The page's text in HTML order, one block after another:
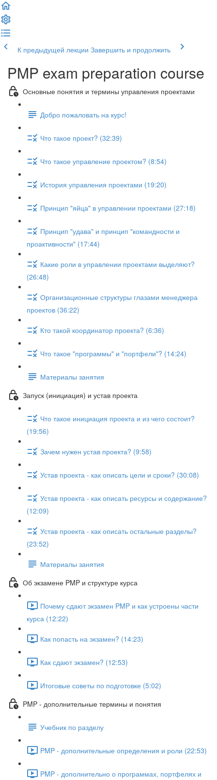
К предыдущей лекции Завершить и продолжить
PMP exam preparation course
Основные понятия и термины управления проектами
Добро пожаловать на курс!
Что такое проект? (32:39)
Что такое управление проектом? (8:54)
История управления проектами (19:20)
Принцип "яйца" в управлении проектами (27:18)
Принцип "удава" и принцип "командности и
проактивности" (17:44)
Какие роли в управлении проектами выделяют?
(26:48)
Организационные структуры глазами менеджера
проектов (36:22)
Кто такой координатор проекта? (6:36)
Что такое "программы" и "портфели"? (14:24)
Материалы занятия
Запуск (инициация) и устав проекта
Что такое инициация проекта и из чего состоит?
(19:56)
Зачем нужен устав проекта? (9:58)
Устав проекта - как описать цели и сроки? (30:08)
Устав проекта - как описать ресурсы и содержание?
(12:09)
Устав проекта - как описать остальные разделы?
(23:52)
Материалы занятия
Об экзамене PMP и структуре курса
Почему сдают экзамен PMP и как устроены части
курса (12:22)
Как попасть на экзамен? (14:23)
Как сдают экзамен? (12:53)
Итоговые советы по подготовке (5:02)
PMP - дополнительные термины и понятия
Учебник по разделу
PMP - дополнительные определения и роли (22:53)
PMP - дополнительно о программах, портфелях и